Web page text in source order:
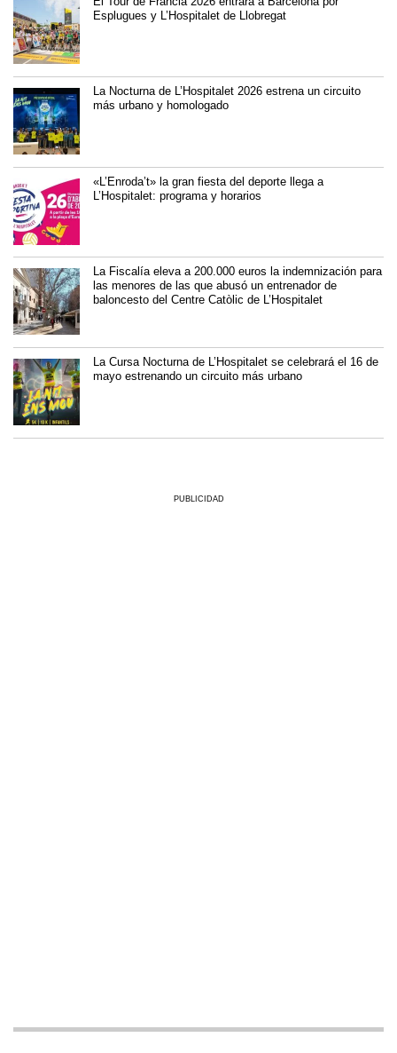
Esplugues y L’Hospitalet de Llobregat
La Nocturna de L’Hospitalet 2026 estrena un circuito
más urbano y homologado
«L’Enroda’t» la gran fiesta del deporte llega a
L’Hospitalet: programa y horarios
La Fiscalía eleva a 200.000 euros la indemnización para
las menores de las que abusó un entrenador de
baloncesto del Centre Catòlic de L’Hospitalet
La Cursa Nocturna de L’Hospitalet se celebrará el 16 de
mayo estrenando un circuito más urbano
PUBLICIDAD